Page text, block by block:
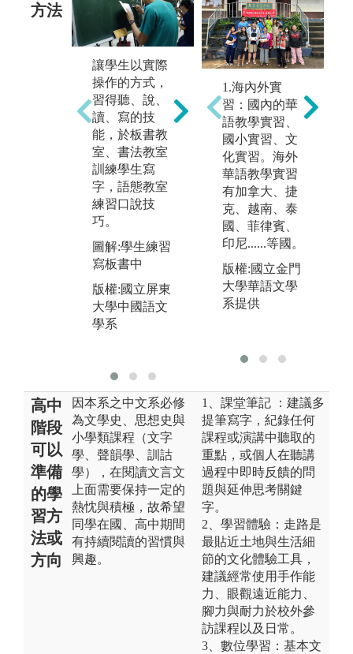
方法
讓學生以實際
操作的方式，
習得聽、說、
讀、寫的技
能，於板書教
室、書法教室
訓練學生寫
字，語態教室
練習口說技
巧。
圖解:學生練習
寫板書中
版權:國立屏東
大學中國語文
學系
課堂上以小組
討論的方式激
發學習動能，
也傳授學生文
本分析、文獻
蒐集的方法，
以鑽研專業知
識。
圖解:講師與學
生討論課堂內
容中
1.海內外實
習：國內的華
語教學實習、
國小實習、文
化實習。海外
華語教學實習
有加拿大、捷
克、越南、泰
國、菲律賓、
印尼......等國。
版權:國立金門
大學華語文學
系提供
高中
階段
可以
準備
的學
習方
法或
方向
因本系之中文系必修
為文學史、思想史與
小學類課程（文字
學、聲韻學、訓詁
學），在閱讀文言文
上面需要保持一定的
熱忱與積極，故希望
同學在國、高中期間
有持續閱讀的習慣與
興趣。
1、課堂筆記 ：建議多
提筆寫字，紀錄任何
課程或演講中聽取的
重點，或個人在聽講
過程中即時反饋的問
題與延伸思考關鍵
字。
2、學習體驗：走路是
最貼近土地與生活細
節的文化體驗工具，
建議經常使用手作能
力、眼觀遠近能力、
腳力與耐力於校外參
訪課程以及日常。
3、數位學習：基本文